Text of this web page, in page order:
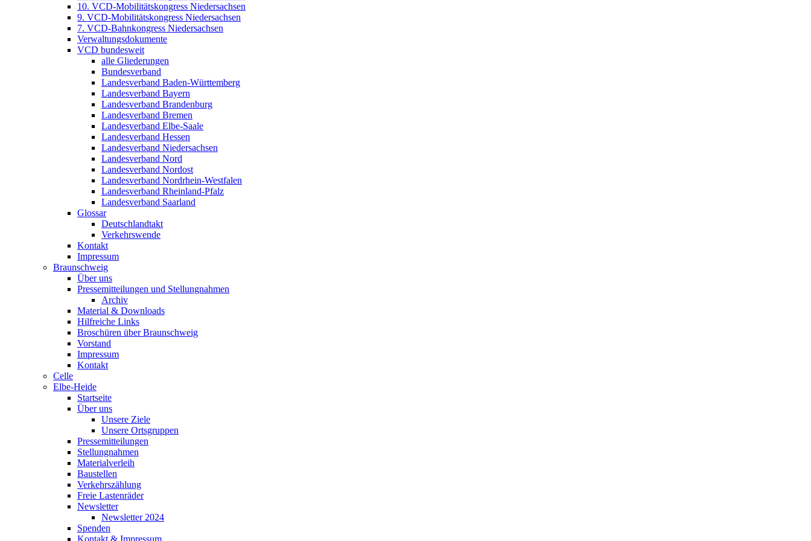
10. VCD-Mobilitätskongress Niedersachsen
9. VCD-Mobilitätskongress Niedersachsen
7. VCD-Bahnkongress Niedersachsen
Verwaltungsdokumente
VCD bundesweit
alle Gliederungen
Bundesverband
Landesverband Baden-Württemberg
Landesverband Bayern
Landesverband Brandenburg
Landesverband Bremen
Landesverband Elbe-Saale
Landesverband Hessen
Landesverband Niedersachsen
Landesverband Nord
Landesverband Nordost
Landesverband Nordrhein-Westfalen
Landesverband Rheinland-Pfalz
Landesverband Saarland
Glossar
Deutschlandtakt
Verkehrswende
Kontakt
Impressum
Braunschweig
Über uns
Pressemitteilungen und Stellungnahmen
Archiv
Material & Downloads
Hilfreiche Links
Broschüren über Braunschweig
Vorstand
Impressum
Kontakt
Celle
Elbe-Heide
Startseite
Über uns
Unsere Ziele
Unsere Ortsgruppen
Pressemitteilungen
Stellungnahmen
Materialverleih
Baustellen
Verkehrszählung
Freie Lastenräder
Newsletter
Newsletter 2024
Spenden
Kontakt & Impressum